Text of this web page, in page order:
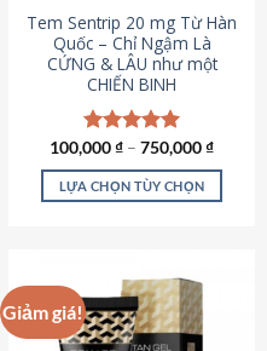
chọn
trên
trang
sản
phẩm
Tem Sentrip 20 mg Từ Hàn
Quốc – Chỉ Ngậm Là
CỨNG & LÂU như một
CHIẾN BINH
Được xếp
hạng5.00
5 sao
100,000₫ – 750,000₫
LỰA CHỌN TÙY CHỌN
có
nhiều
biến
Giảm giá!